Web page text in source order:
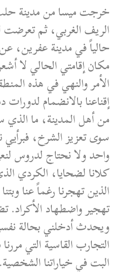
خرجت ميسا من مدينة حلب
الريف الغربي، ثم تعرضت
حالياً في مدينة عفرين،
مكان إقامتي الحالي لا
الأمر والنهي في هذه
إقناعنا بالانضمام
من أهل المدينة، ما الذي
سوى تعزيز الشرخ، فبرأيي
واحد ولا نحتاج لدروس
كلانا لضحايا، الكردي
الذين تهجرنا رغماً عنا
تهجير واضطهاد
ويحدث أدخلني بحالة
التجارب القاسية التي
البت في خياراتنا الشخصية.